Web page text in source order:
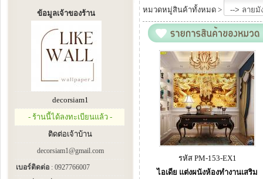
ข้อมูลเจ้าของร้าน
decorsiam1
- ร้านนี้ได้ลงทะเบียนแล้ว -
ติดต่อเจ้าบ้าน
decorsiam1@gmail.com
เบอร์ติดต่อ : 0927766007
หมวดหมู่สินค้าทั้งหมด >
รหัส PM-153-EX1
ไอเดีย แต่งผนังห้องทำงานเสริม